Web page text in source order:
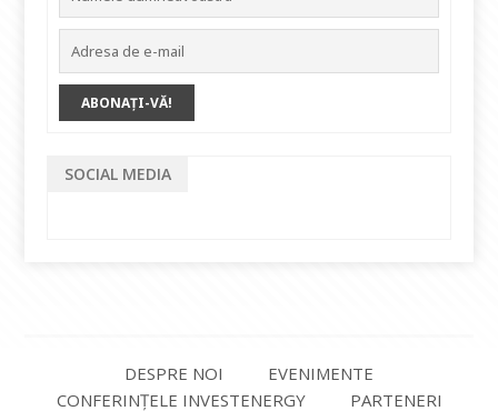
SOCIAL MEDIA
DESPRE NOI
EVENIMENTE
CONFERINȚELE INVESTENERGY
PARTENERI